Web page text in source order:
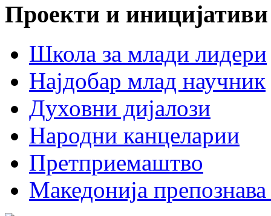
Проекти и иницијативи
Школа за млади лидери
Најдобар млад научник
Духовни дијалози
Народни канцеларии
Претприемаштво
Македонија